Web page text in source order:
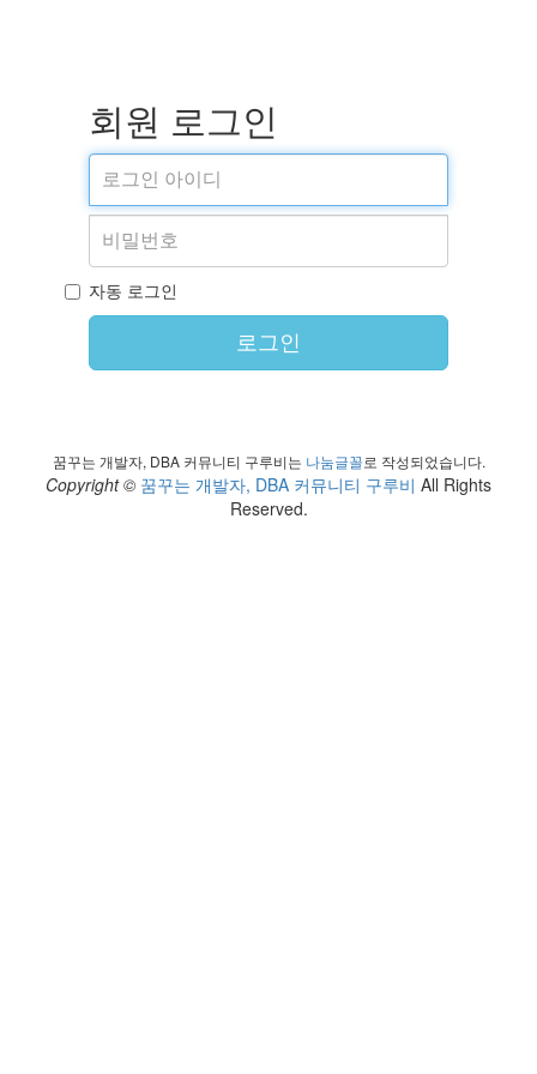
회원 로그인
자동 로그인
로그인
꿈꾸는 개발자, DBA 커뮤니티 구루비는 나눔글꼴로 작성되었습니다.
Copyright © 꿈꾸는 개발자, DBA 커뮤니티 구루비 All Rights
Reserved.